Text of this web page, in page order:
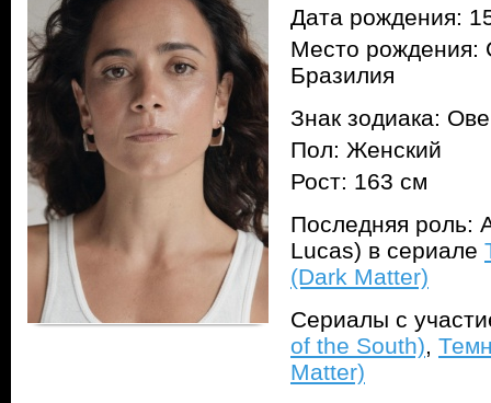
Дата рождения:
Место рождения:
Бразилия
Знак зодиака:
Пол: Женский
Рост: 163 см
Последняя роль:
Lucas) в сериале
(Dark Matter)
Сериалы с
of the South),
Matter)